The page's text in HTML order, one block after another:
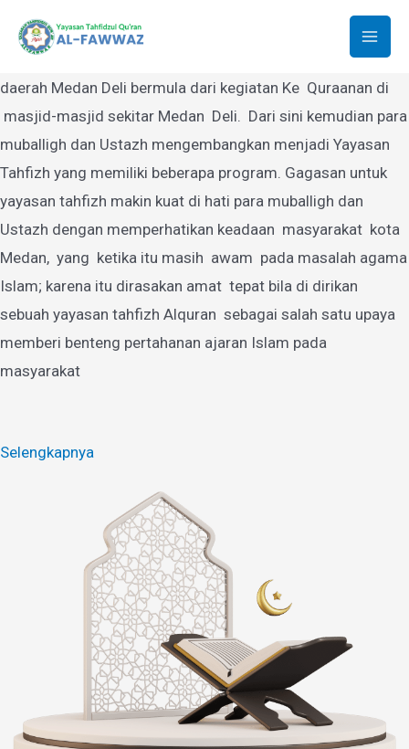
Yayasan Tahfidzul Quran Al-Fawwaz
Yayasan Tahfidzul Quran Al-Fawwaz Medan yang berdiri di
daerah Medan Deli bermula dari kegiatan Ke Quraanan di
masjid-masjid sekitar Medan Deli. Dari sini kemudian para
muballigh dan Ustazh mengembangkan menjadi Yayasan
Tahfizh yang memiliki beberapa program. Gagasan untuk
yayasan tahfizh makin kuat di hati para muballigh dan
Ustazh dengan memperhatikan keadaan masyarakat kota
Medan, yang ketika itu masih awam pada masalah agama
Islam; karena itu dirasakan amat tepat bila di dirikan
sebuah yayasan tahfizh Alquran sebagai salah satu upaya
memberi benteng pertahanan ajaran Islam pada
masyarakat
Selengkapnya